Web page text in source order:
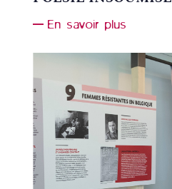
En savoir plus